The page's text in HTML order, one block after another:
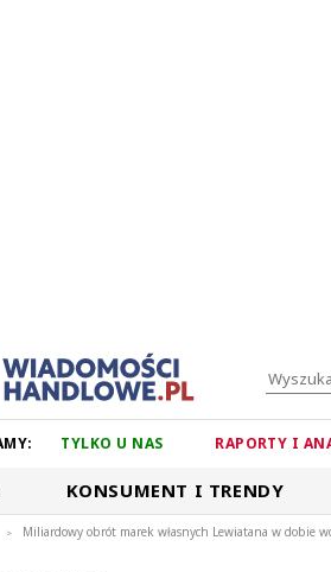
TYLKO U NAS RAPORTY I
KONSUMENT I TRENDY
> Miliardowy obrót marek własnych Lewiatana w dobie